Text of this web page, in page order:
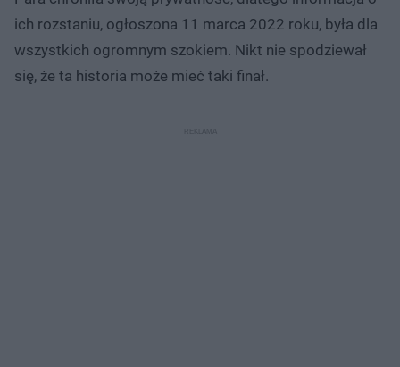
ich rozstaniu, ogłoszona 11 marca 2022 roku, była dla
wszystkich ogromnym szokiem. Nikt nie spodziewał
się, że ta historia może mieć taki finał.